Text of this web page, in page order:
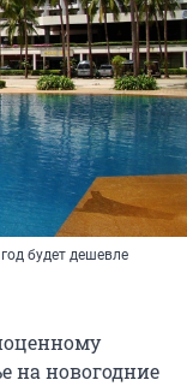
будет дешевле
на новогодние